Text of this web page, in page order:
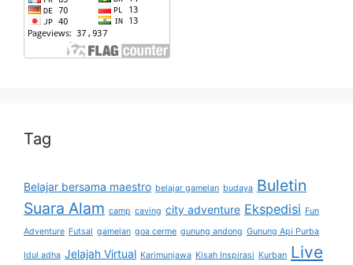
Tag
Belajar bersama maestro belajar gamelan budaya Buletin
Suara Alam camp caving city adventure Ekspedisi Fun
Adventure Futsal gamelan goa cerme gunung andong Gunung Api Purba
Idul adha Jelajah Virtual Karimunjawa Kisah Inspirasi Kurban Live